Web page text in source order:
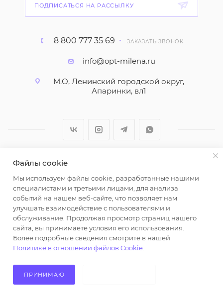
ПОДПИСАТЬСЯ НА РАССЫЛКУ
8 800 777 35 69 ЗАКАЗАТЬ ЗВОНОК
info@opt-milena.ru
М.О, Ленинский городской округ,
Апаринки, вл1
2026 © ООО "Вайт Текстиль групп"
Любая информация на сайте носит справочный
характер и не является публичной офертой
определяемой положениями пункта 2 статьи 437
Гражданского кодекса Российской Федерации.
Использование любых материалов, опубликованных
на https://opt-milena.ru, допустимо только при
наличии письменного разрешения редакции и
активной ссылки на https://opt-milena.ru
Файлы cookie
Мы используем файлы cookie, разработанные нашими
специалистами и третьими лицами, для анализа
событий на нашем веб-сайте, что позволяет нам
улучшать взаимодействие с пользователями и
обслуживание. Продолжая просмотр страниц нашего
сайта, вы принимаете условия его использования.
Более подробные сведения смотрите в нашей
Политике в отношении файлов Cookie
ПРИНИМАЮ